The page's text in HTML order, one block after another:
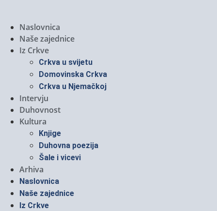
Naslovnica
Naše zajednice
Iz Crkve
Crkva u svijetu
Domovinska Crkva
Crkva u Njemačkoj
Intervju
Duhovnost
Kultura
Knjige
Duhovna poezija
Šale i vicevi
Arhiva
Naslovnica
Naše zajednice
Iz Crkve